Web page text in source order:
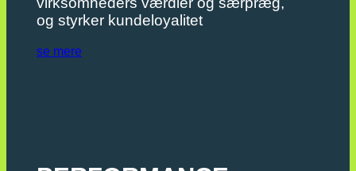
og styrker kundeloyalitet
se mere